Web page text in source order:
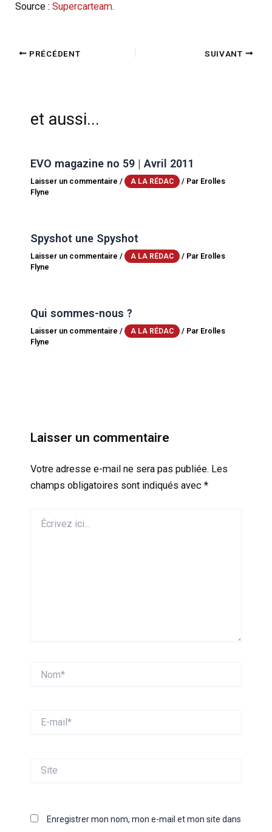
Source :Supercarteam.
PRÉCÉDENT SUIVANT
et aussi...
EVO magazine no 59 | Avril 2011
Laisser un commentaire / A LA RÉDAC / Par Erolles
Flyne
Spyshot une Spyshot
Laisser un commentaire / A LA RÉDAC / Par Erolles
Flyne
Qui sommes-nous ?
Laisser un commentaire / A LA RÉDAC / Par Erolles
Flyne
Laisser un commentaire
Votre adresse e-mail ne sera pas publiée. Les
champs obligatoires sont indiqués avec *
ici…
mail*
Enregistrer mon nom, mon e-mail et mon site dans